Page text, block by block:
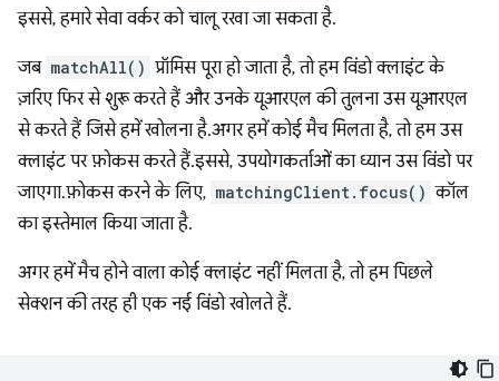
इससे, हमारे सेवा वर्कर को चालू रखा जा सकता है.
जब matchAll() प्रॉमिस पूरा हो जाता है, तो हम विंडो क्लाइंट के
ज़रिए फिर से शुरू करते हैं और उनके यूआरएल की तुलना उस यूआरएल
से करते हैं जिसे हमें खोलना है. अगर हमें कोई मैच मिलता है, तो हम उस
क्लाइंट पर फ़ोकस करते हैं. इससे, उपयोगकर्ताओं का ध्यान उस विंडो पर
जाएगा. फ़ोकस करने के लिए, matchingClient.focus() कॉल
का इस्तेमाल किया जाता है.
अगर हमें मैच होने वाला कोई क्लाइंट नहीं मिलता है, तो हम पिछले
सेक्शन की तरह ही एक नई विंडो खोलते हैं.